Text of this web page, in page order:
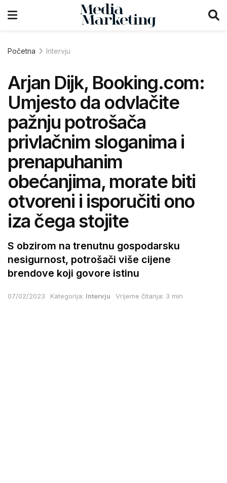
Početna Intervju
Arjan Dijk, Booking.com:
Umjesto da odvlačite
pažnju potrošača
privlačnim sloganima i
prenapuhanim
obećanjima, morate biti
otvoreni i isporučiti ono
iza čega stojite
S obzirom na trenutnu gospodarsku
nesigurnost, potrošači više cijene
brendove koji govore istinu
07/02/2023 Kategorija: Intervju Vrijeme čitanja: 3 min